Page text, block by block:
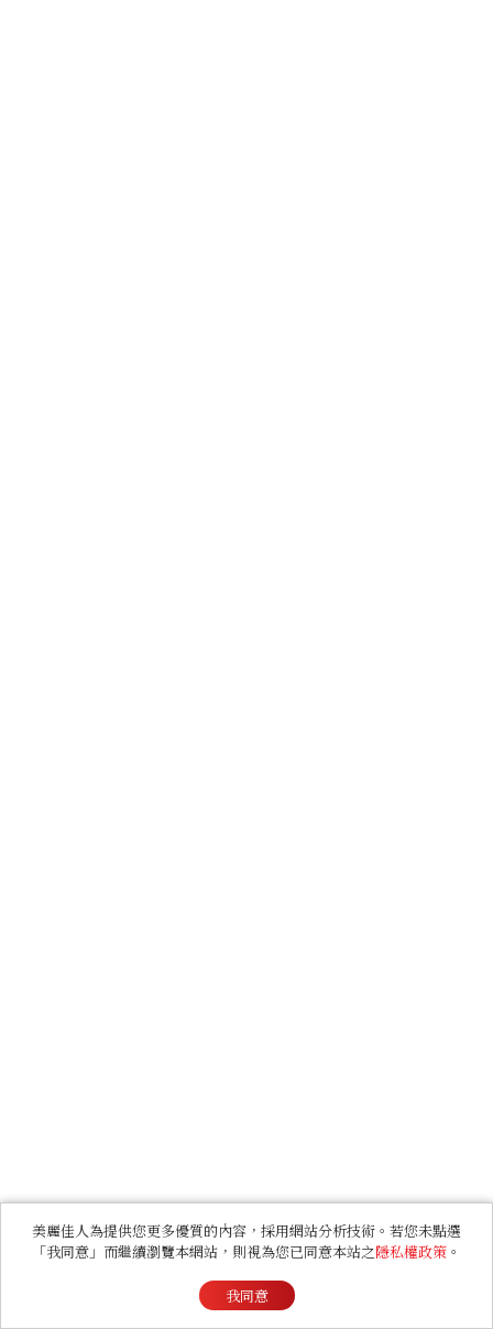
美麗佳人為提供您更多優質的內容，採用網站分析技術。若您未點選
「我同意」而繼續瀏覽本網站，則視為您已同意本站之隱私權政策 。
我同意